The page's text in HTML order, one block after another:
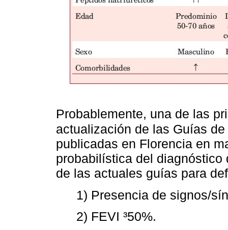
Probablemente, una de las
actualización de las Guías
publicadas en Florencia en
probabilística del
de las actuales guías para
1) Presencia de signos/
2) FEVI ³50%.